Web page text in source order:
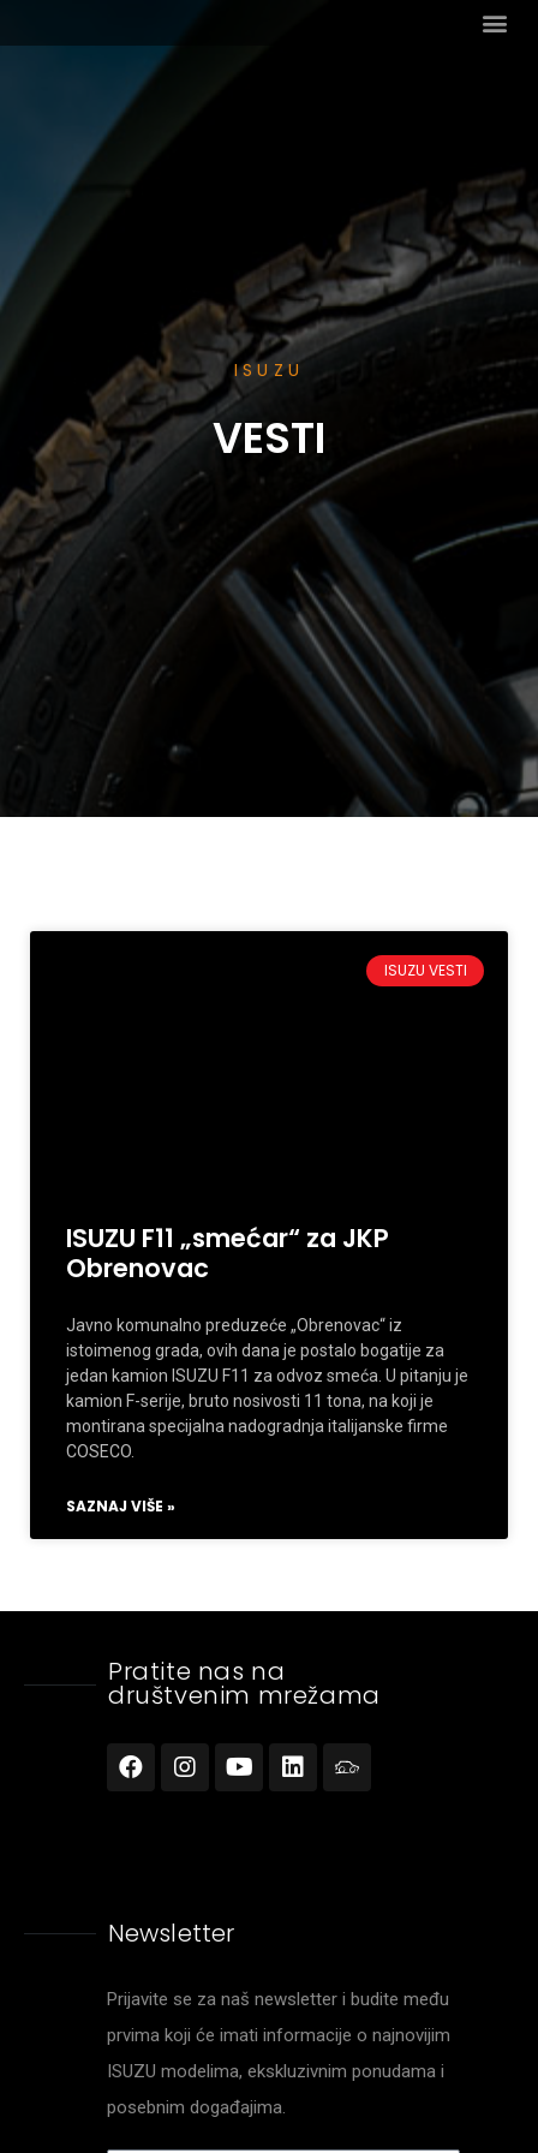
ISUZU
VESTI
ISUZU VESTI
ISUZU F11 „smećar“ za JKP
Obrenovac
Javno komunalno preduzeće „Obrenovac“ iz
istoimenog grada, ovih dana je postalo bogatije za
jedan kamion ISUZU F11 za odvoz smeća. U pitanju je
kamion F-serije, bruto nosivosti 11 tona, na koji je
montirana specijalna nadogradnja italijanske firme
COSECO.
SAZNAJ VIŠE »
Pratite nas na
društvenim mrežama
Newsletter
Prijavite se za naš newsletter i budite među
prvima koji će imati informacije o najnovijim
ISUZU modelima, ekskluzivnim ponudama i
posebnim događajima.